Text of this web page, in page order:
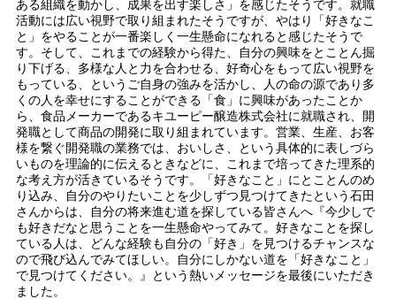
ある組織を動かし、成果を出す楽しさ」を感じたそうです。就職
活動には広い視野で取り組まれたそうですが、やはり「好きなこ
と」をやることが一番楽しく一生懸命になれると感じたそうで
す。そして、これまでの経験から得た、自分の興味をとことん掘
り下げる、多様な人と力を合わせる、好奇心をもって広い視野を
もっている、というご自身の強みを活かし、人の命の源であり多
くの人を幸せにすることができる「食」に興味があったことか
ら、食品メーカーであるキユーピー醸造株式会社に就職され、開
発職として商品の開発に取り組まれています。営業、生産、お客
様を繋ぐ開発職の業務では、おいしさ、という具体的に表しづら
いものを理論的に伝えるときなどに、これまで培ってきた理系的
な考え方が活きているそうです。「好きなこと」にとことんのめ
り込み、自分のやりたいことを少しずつ見つけてきたという石田
さんからは、自分の将来進む道を探している皆さんへ『今少しで
も好きだなと思うことを一生懸命やってみて。好きなことを探し
ている人は、どんな経験も自分の「好き」を見つけるチャンスな
ので飛び込んでみてほしい。自分にしかない道を「好きなこと」
で見つけてください。』という熱いメッセージを最後にいただき
ました。